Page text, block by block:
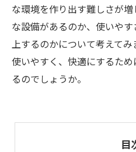
な環境を作り出す難しさが
な設備があるのか、使いや
上するのかについて考えて
使いやすく、快適にするた
るのでしょうか。
目